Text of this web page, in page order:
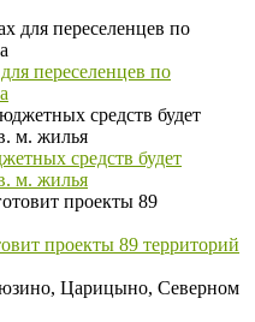
переселенцев по
средств будет
м. жилья
проекты 89 территорий